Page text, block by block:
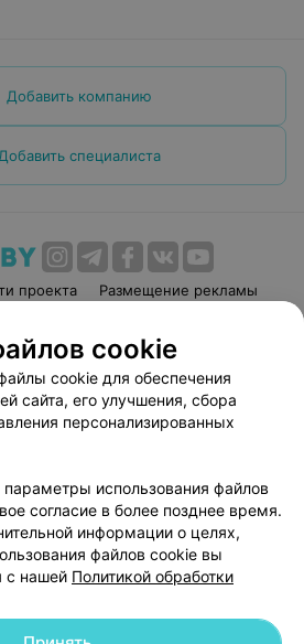
Добавить компанию
Добавить специалиста
проекта
Размещение рекламы
соглашение
Способы оплаты
Партнеры
руководителю 103.by
персональных данных
cookie
cookie для обеспечения
сайта, его улучшения, сбора
персонализированных
использования файлов
согласие в более позднее время.
информации о целях,
файлов cookie вы
с нашей Политикой обработки